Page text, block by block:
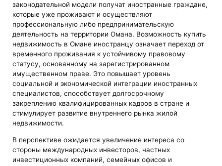
законодательной модели получат иностранные граждане,
которые уже проживают и осуществляют
профессиональную либо предпринимательскую
деятельность на территории Омана. Возможность купить
недвижимость в Омане иностранцу означает переход от
временного проживания к устойчивому правовому
статусу, основанному на зарегистрированном
имущественном праве. Это повышает уровень
социальной и экономической интеграции иностранных
специалистов, способствует долгосрочному
закреплению квалифицированных кадров в стране и
стимулирует развитие внутреннего рынка жилой
недвижимости.
В перспективе ожидается увеличение интереса со
стороны международных инвесторов, частных
инвестиционных компаний, семейных офисов и